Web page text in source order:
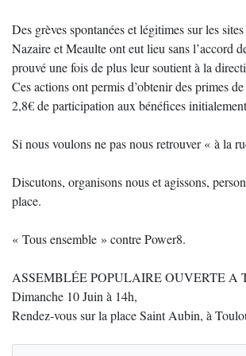
Des grèves spontanées et légitimes sur les
Nazaire et Meaulte ont eut lieu sans l’accord
prouvé une fois de plus leur soutient à la
Ces actions ont permis d’obtenir des primes
2,8€ de participation aux bénéfices
Si nous voulons ne pas nous retrouver « à la
Discutons, organisons nous et agissons,
place.
« Tous ensemble » contre Power8.
ASSEMBLÉE POPULAIRE OUVERTE A
Dimanche 10 Juin à 14h,
Rendez-vous sur la place Saint Aubin, à